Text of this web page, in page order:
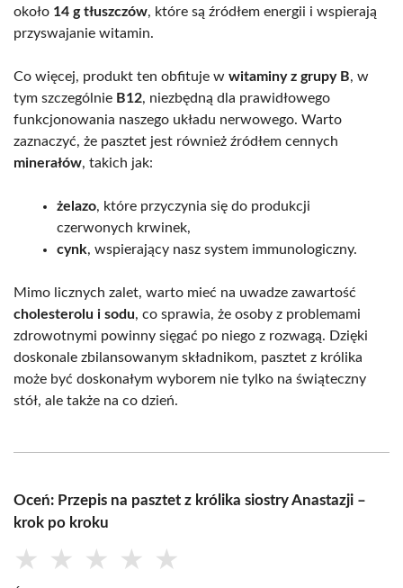
około 14 g tłuszczów, które są źródłem energii i wspierają
przyswajanie witamin.
Co więcej, produkt ten obfituje w witaminy z grupy B, w
tym szczególnie B12, niezbędną dla prawidłowego
funkcjonowania naszego układu nerwowego. Warto
zaznaczyć, że pasztet jest również źródłem cennych
minerałów, takich jak:
żelazo, które przyczynia się do produkcji
czerwonych krwinek,
cynk, wspierający nasz system immunologiczny.
Mimo licznych zalet, warto mieć na uwadze zawartość
cholesterolu i sodu, co sprawia, że osoby z problemami
zdrowotnymi powinny sięgać po niego z rozwagą. Dzięki
doskonale zbilansowanym składnikom, pasztet z królika
może być doskonałym wyborem nie tylko na świąteczny
stół, ale także na co dzień.
Oceń: Przepis na pasztet z królika siostry Anastazji –
krok po kroku
★ ★ ★ ★ ★